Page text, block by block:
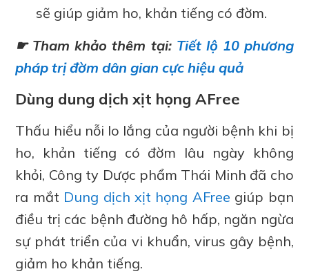
sẽ giúp giảm ho, khản tiếng có đờm.
☛ Tham khảo thêm tại: Tiết lộ 10 phương
pháp trị đờm dân gian cực hiệu quả
Dùng dung dịch xịt họng AFree
Thấu hiểu nỗi lo lắng của người bệnh khi bị
ho, khản tiếng có đờm lâu ngày không
khỏi, Công ty Dược phẩm Thái Minh đã cho
ra mắt Dung dịch xịt họng AFree giúp bạn
điều trị các bệnh đường hô hấp, ngăn ngừa
sự phát triển của vi khuẩn, virus gây bệnh,
giảm ho khản tiếng.